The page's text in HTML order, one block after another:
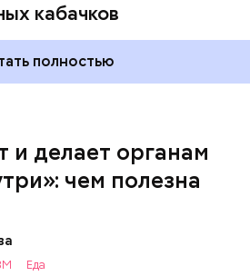
кабачков
полностью
и делает органам
чем полезна
Еда
кости, зубы, волосы и
омолаживающее действие;
нежная и забирает
сахара и соли тяжелых
(в большом количестве) —
женщинам,
нервная трубка у
принимать для
держит сосуды под
более 300 реакций
Алексей Калинчев рассказал,
блюд, где используют